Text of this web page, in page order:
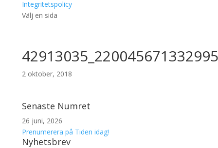
Integritetspolicy
Välj en sida
2 oktober, 2018
Senaste Numret
26 juni, 2026
Prenumerera på Tiden idag!
Nyhetsbrev